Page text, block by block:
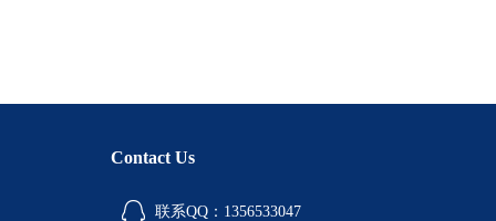
Contact Us
联系QQ：1356533047